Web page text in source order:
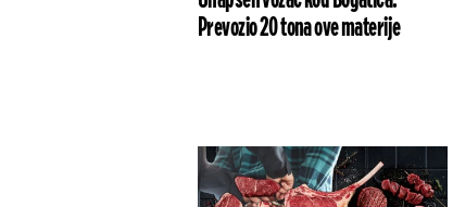
Prevozio 20 tona ove materije